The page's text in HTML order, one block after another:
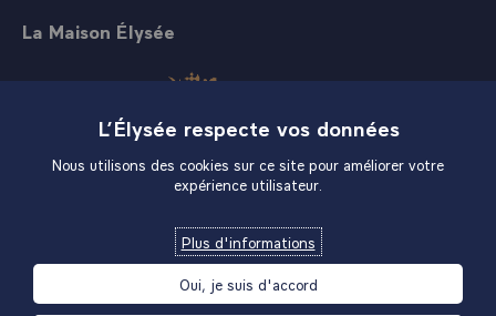
La Maison Élysée
L’Élysée respecte vos données
Nous utilisons des cookies sur ce site pour améliorer votre
expérience utilisateur.
Plus d'informations
Oui, je suis d'accord